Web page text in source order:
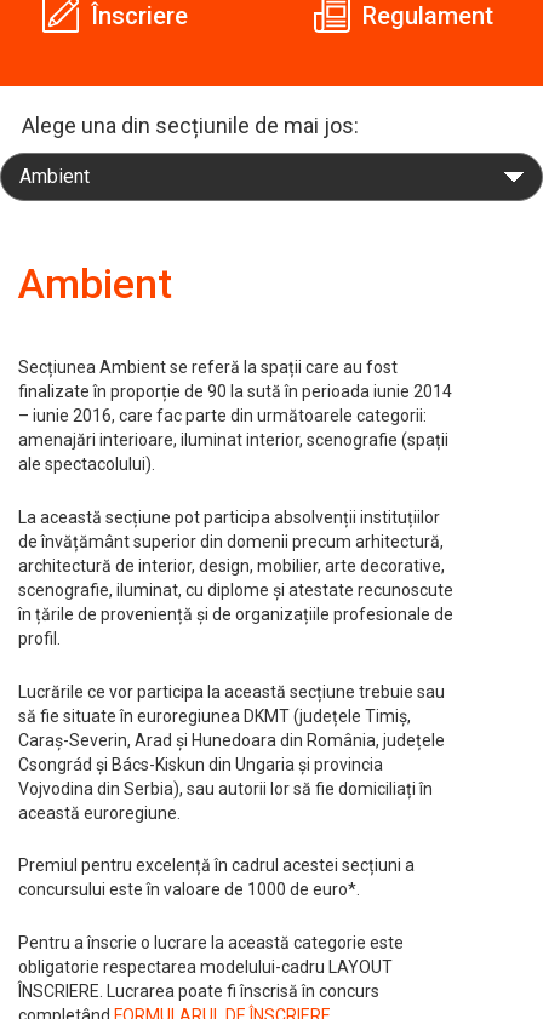
Înscriere Regulament
Alege una din secțiunile de mai jos:
Ambient
Secțiunea Ambient se referă la spații care au fost
finalizate în proporție de 90 la sută în perioada iunie 2014
– iunie 2016, care fac parte din următoarele categorii:
amenajări interioare, iluminat interior, scenografie (spații
ale spectacolului).
La această secțiune pot participa absolvenții instituțiilor
de învățământ superior din domenii precum arhitectură,
architectură de interior, design, mobilier, arte decorative,
scenografie, iluminat, cu diplome și atestate recunoscute
în țările de proveniență și de organizațiile profesionale de
profil.
Lucrările ce vor participa la această secțiune trebuie sau
să fie situate în euroregiunea DKMT (județele Timiș,
Caraș-Severin, Arad și Hunedoara din România, județele
Csongrád și Bács-Kiskun din Ungaria și provincia
Vojvodina din Serbia), sau autorii lor să fie domiciliați în
această euroregiune.
Premiul pentru excelență în cadrul acestei secțiuni a
concursului este în valoare de 1000 de euro*.
Pentru a înscrie o lucrare la această categorie este
obligatorie respectarea modelului-cadru LAYOUT
ÎNSCRIERE. Lucrarea poate fi înscrisă în concurs